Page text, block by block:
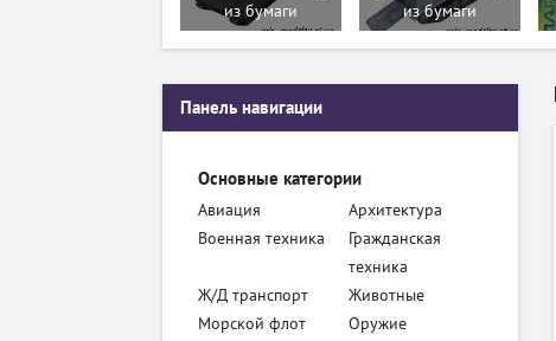
из бумаги
из бумаги
Панель навигации
Основные категории
Авиация
Архитектура
Военная техника
Гражданская
техника
Ж/Д транспорт
Животные
Морской флот
Оружие